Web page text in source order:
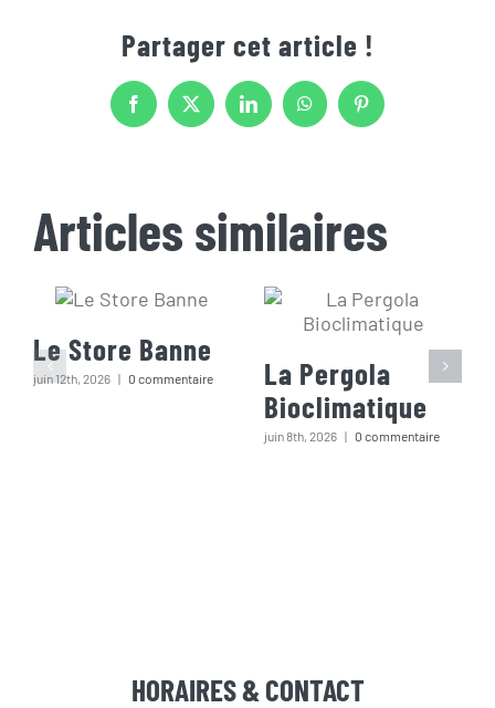
Partager cet article !
Facebook
X LinkedInWhatsAppPinterest
Articles similaires
Le Store Banne
juin 12th, 2026 | 0 commentaire
La Pergola
Bioclimatique
juin 8th, 2026 | 0 commentaire
HORAIRES & CONTACT